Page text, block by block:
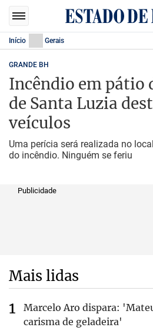
Início Gerais
GRANDE BH
Incêndio em pátio
de Santa Luzia
veículos
Uma perícia será realizada no
do incêndio. Ninguém se feriu
Publicidade
Mais lidas
Marcelo Aro dispara:
carisma de geladeira'